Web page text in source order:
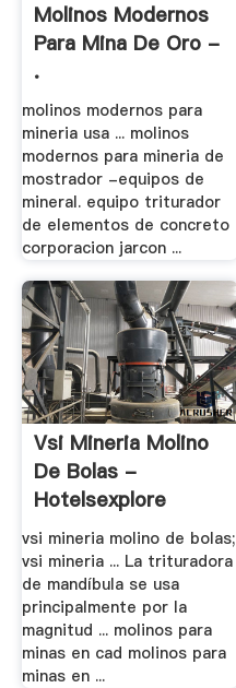
Molinos Modernos
Para Mina De Oro -
.
molinos modernos para
mineria usa ... molinos
modernos para mineria de
mostrador -equipos de
mineral. equipo triturador
de elementos de concreto
corporacion jarcon ...
Vsi Mineria Molino
De Bolas -
Hotelsexplore
vsi mineria molino de bolas;
vsi mineria ... La trituradora
de mandíbula se usa
principalmente por la
magnitud ... molinos para
minas en cad molinos para
minas en ...